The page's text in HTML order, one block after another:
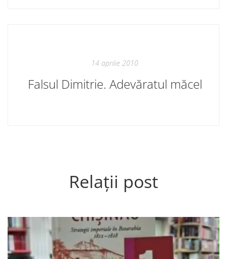
14 aprilie 2010
Falsul Dimitrie. Adevăratul măcel
Relații post